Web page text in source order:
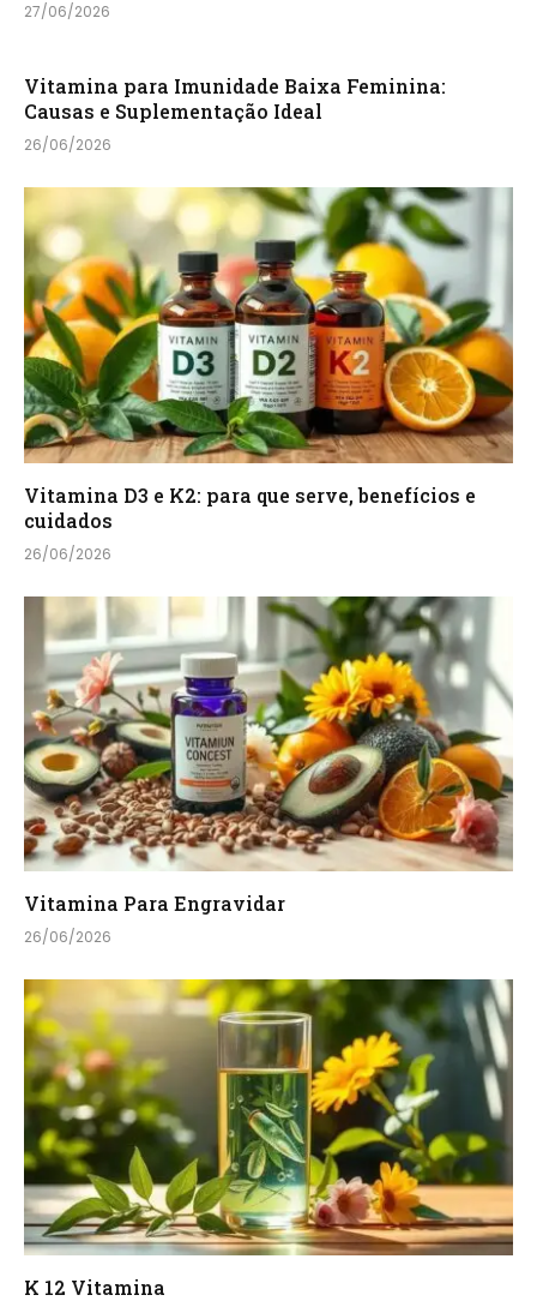
27/06/2026
Vitamina para Imunidade Baixa Feminina:
Causas e Suplementação Ideal
26/06/2026
Vitamina D3 e K2: para que serve, benefícios e
cuidados
26/06/2026
Vitamina Para Engravidar
26/06/2026
K 12 Vitamina